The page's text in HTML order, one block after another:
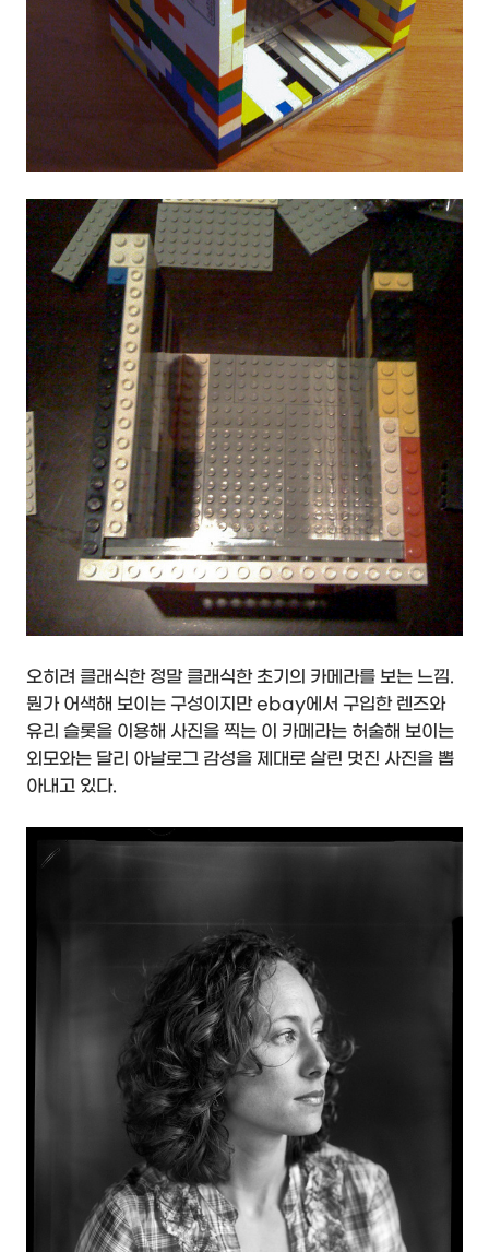
오히려 클래식한 정말 클래식한 초기의 카메라를 보는 느낌.
뭔가 어색해 보이는 구성이지만 ebay에서 구입한 렌즈와
유리 슬롯을 이용해 사진을 찍는 이 카메라는 허술해 보이는
외모와는 달리 아날로그 감성을 제대로 살린 멋진 사진을 뽑
아내고 있다.